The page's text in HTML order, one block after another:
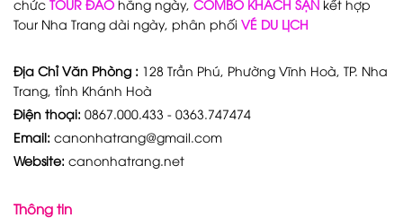
chức TOUR ĐẢO hằng ngày, COMBO KHÁCH SẠN kết hợp
Tour Nha Trang dài ngày, phân phối VÉ DU LỊCH
Địa Chỉ Văn Phòng : 128 Trần Phú, Phường Vĩnh Hoà, TP. Nha
Trang, tỉnh Khánh Hoà
Điện thoại: 0867.000.433 - 0363.747474
Email: canonhatrang@gmail.com
Website: canonhatrang.net
Thông tin